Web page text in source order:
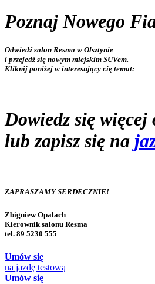
Poznaj Nowego
Odwiedź salon Resma w Olsztynie
i przejedź się nowym miejskim SUVem.
Kliknij poniżej w interesujący cię temat:
Dowiedz się więcej
lub zapisz się na
ZAPRASZAMY SERDECZNIE!
Zbigniew Opalach
Kierownik salonu Resma
tel. 89 5230 555
Umów się
na jazdę testową
Umów się